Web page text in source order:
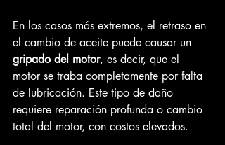
En los casos más extremos, el retraso en
el cambio de aceite puede causar un
gripado del motor, es decir, que el
motor se traba completamente por falta
de lubricación. Este tipo de daño
requiere reparación profunda o cambio
total del motor, con costos elevados.